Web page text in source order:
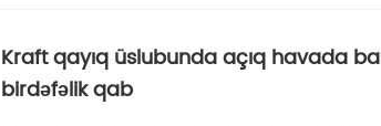
Kraft qayıq üslubunda açıq havada
birdəfəlik qab